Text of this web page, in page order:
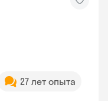
27 лет опыта